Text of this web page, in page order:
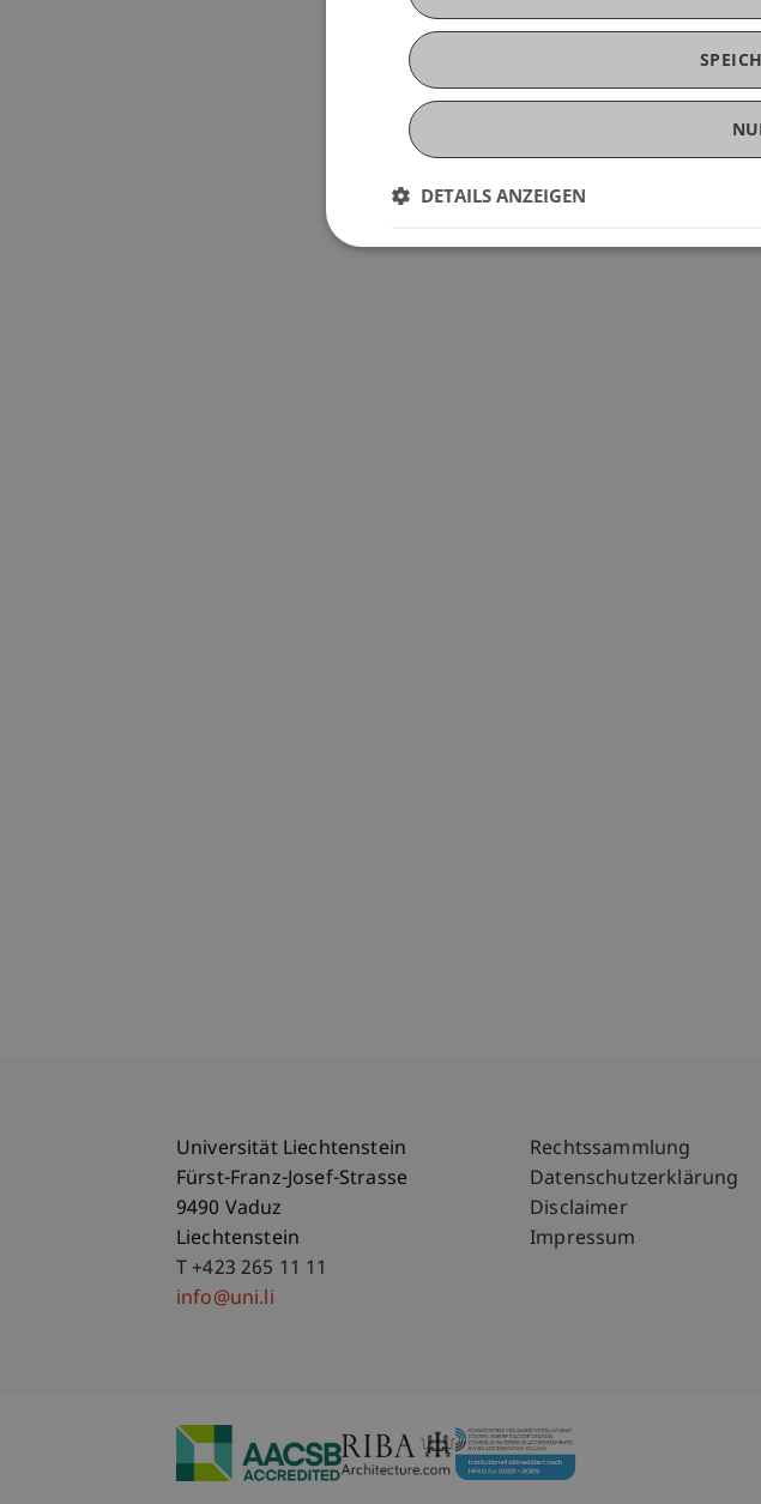
Universität Liechtenstein
Fürst-Franz-Josef-Strasse
9490 Vaduz
Liechtenstein
T +423 265 11 11
info@uni.li
Fußzeile
Rechtssammlung
Datenschutzerklärung
Disclaimer
Impressum
DETAILS ANZEIGEN